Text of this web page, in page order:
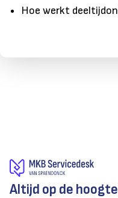
Hoe werkt
Altijd op de